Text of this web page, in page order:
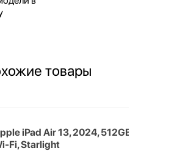
товары
iPad Air 13, 2024, 512GB,
Fi, Starlight